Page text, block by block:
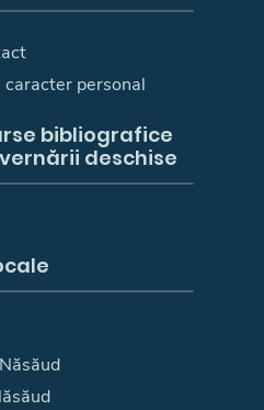
personal
bibliografice
deschise